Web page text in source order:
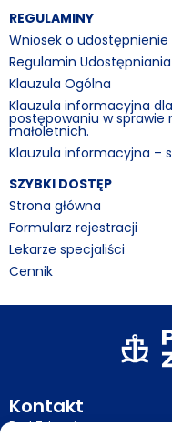
REGULAMINY
Wniosek o
Regulamin
Klauzula Ogólna
Klauzula informacyjna
postępowaniu w sprawie
małoletnich.
Klauzula informacyjna –
SZYBKI DOSTĘP
Strona główna
Formularz rejestracji
Lekarze specjaliści
Cennik
Kontakt
Port Zdrowie